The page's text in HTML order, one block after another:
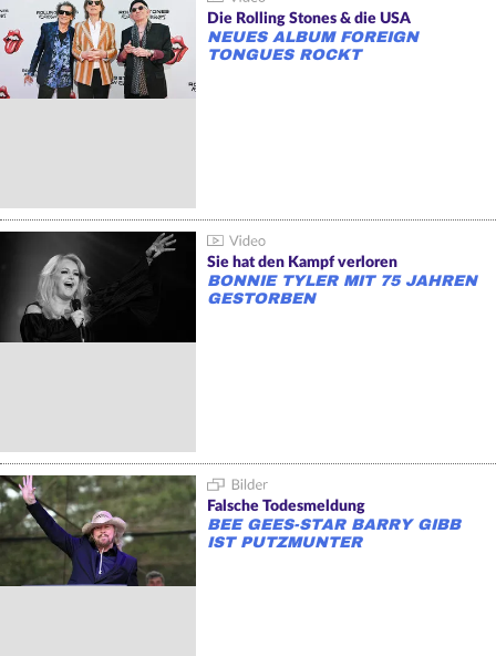
Die Rolling Stones & die USA
NEUES ALBUM FOREIGN
TONGUES ROCKT
Sie hat den Kampf verloren
BONNIE TYLER MIT 75 JAHREN
GESTORBEN
Falsche Todesmeldung
BEE GEES-STAR BARRY GIBB
IST PUTZMUNTER